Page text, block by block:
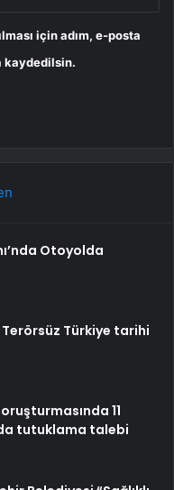
için adım, e-posta
kaydedilsin.
Otoyolda
Türkiye tarihi
11
tutuklama talebi